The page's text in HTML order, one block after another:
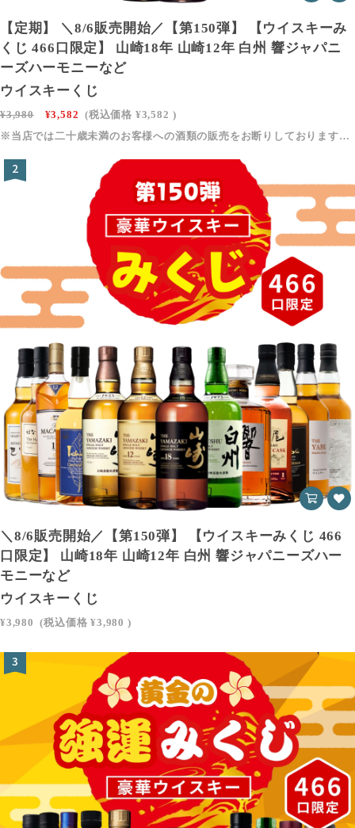
【定期】 ＼8/6販売開始／【第150弾】 【ウイスキーみ
くじ 466口限定】 山崎18年 山崎12年 白州 響ジャパニ
ーズハーモニーなど
ウイスキーくじ
¥3,980 ¥3,582 (税込価格 ¥3,582 )
※当店では二十歳未満のお客様への酒類の販売をお断りしております。※飲酒運転は法律で禁止されています。絶対におやめください。※妊娠中・授乳期の飲酒は、胎児・乳児の発育に悪影響を与えるおそれがあります。※お酒は適量を守り、楽しく適切にお楽しみください。※本企画は福袋、くじという特性上、中身が想像していたものと違うなどのお客様都合による返品・交換はお受け致しかねます。※画像に掲載されているお酒のどれか１本（1口）が発送されます。内容や中身に納得できないといった(バズレでした★3,2,1など)レビューされる方はご購入控えて頂くようお願い致します。※長期不在や住所不明などで商品が差し戻された場合、再発送は承っておりません。※ページの更新頻度が高いため、くじの内容を事前にスクリーンショット（または写真）で保存をお願いいたします
2
＼8/6販売開始／【第150弾】 【ウイスキーみくじ 466
口限定】 山崎18年 山崎12年 白州 響ジャパニーズハー
モニーなど
ウイスキーくじ
¥3,980 (税込価格 ¥3,980 )
3